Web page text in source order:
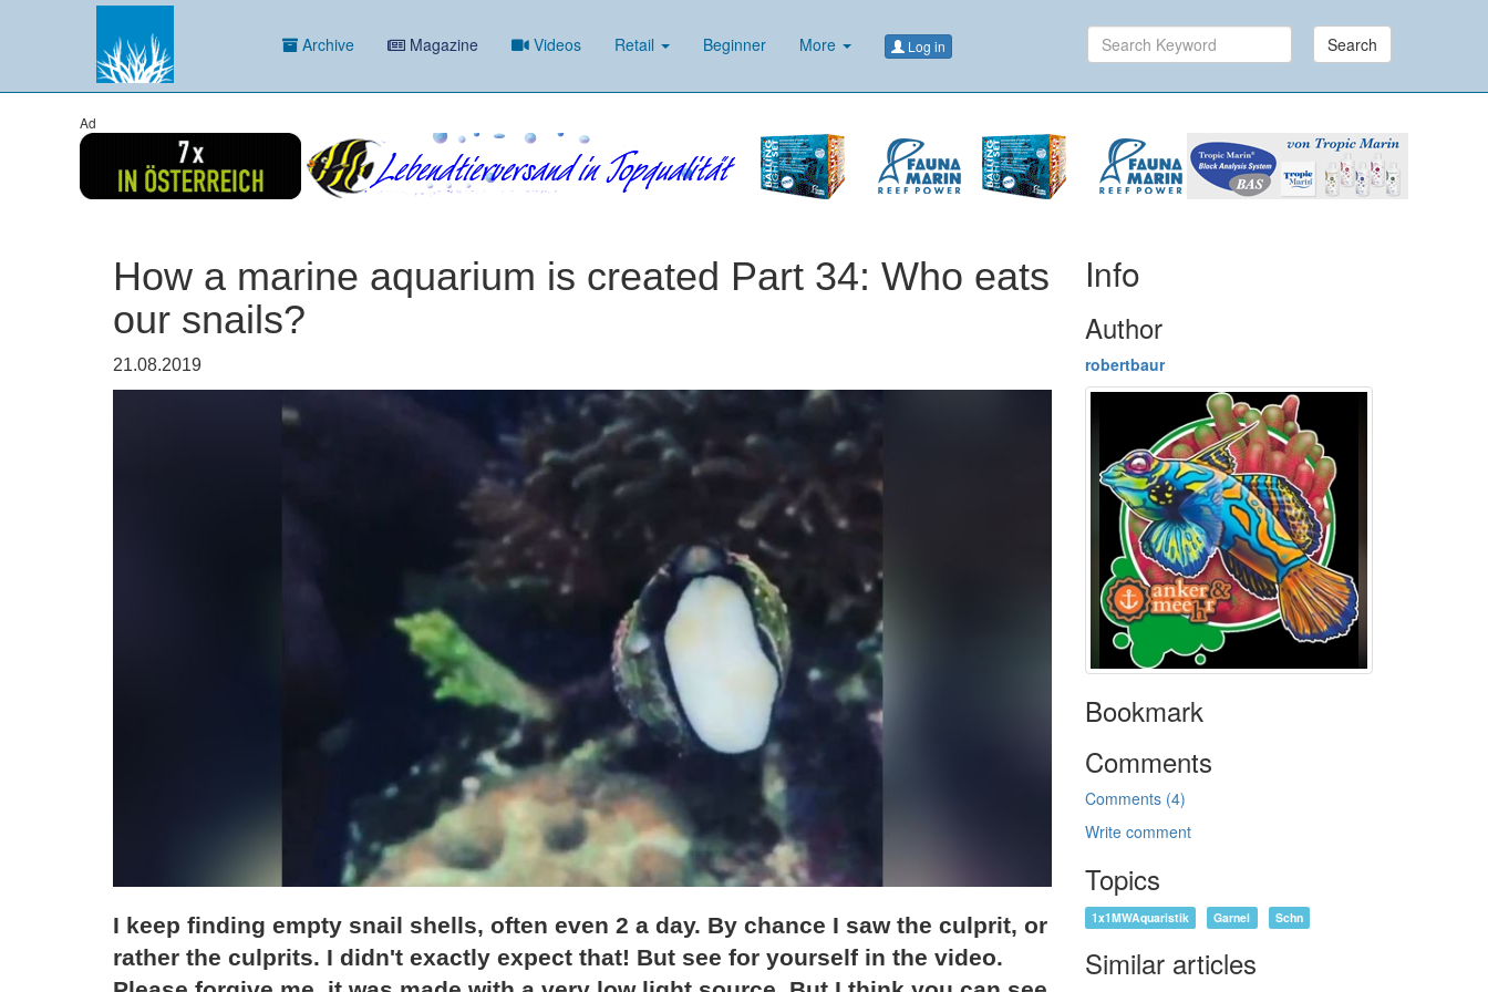
Archive Magazine Videos Retail Beginner More Log in Search
Ad
How a marine aquarium is created Part 34: Who eats
our snails?
21.08.2019
I keep finding empty snail shells, often even 2 a day. By chance I saw the culprit, or
rather the culprits. I didn't exactly expect that! But see for yourself in the video.
Info
Author
robertbaur
Bookmark
Comments
Comments (4)
Write comment
Topics
1x1MWAquaristik Garnel Schn
Similar articles